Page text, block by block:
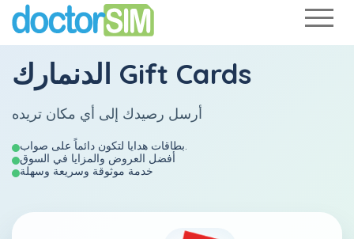
الدنمارك Gift Cards
أرسل رصيدك إلى أي مكان تريده
أفضل العروض والمزايا في السوق
خدمة موثوقة وسريعة وسهلة